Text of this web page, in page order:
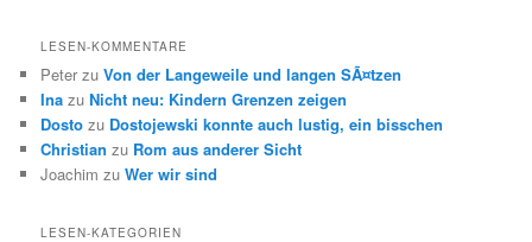
LESEN-KOMMENTARE
Peter zuVon der Langeweile und langen SÃ¤tzen
Ina zuNicht neu: Kindern Grenzen zeigen
Dosto zu Dostojewski konnte auch lustig, ein bisschen
Christian zu Rom aus anderer Sicht
Joachim zuWer wir sind
LESEN-KATEGORIEN